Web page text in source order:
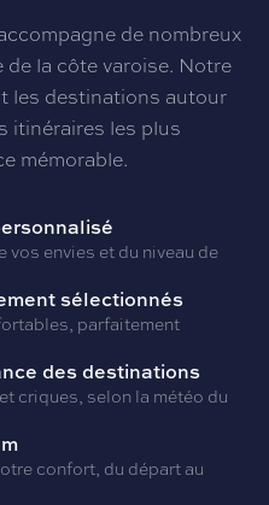
de nombreux
la côte varoise. Notre
les destinations autour
itinéraires les plus
mémorable.
vos envies et du niveau de
sélectionnés
parfaitement
des destinations
criques, selon la météo du
confort, du départ au